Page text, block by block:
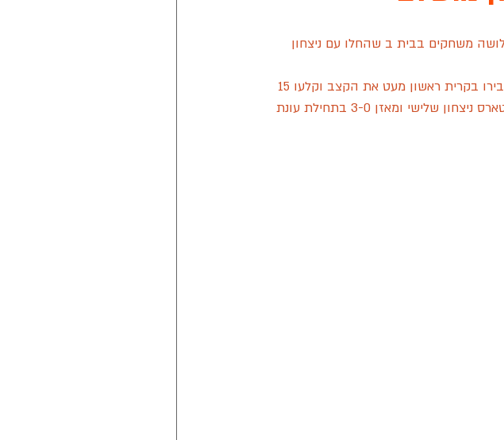
של שירה שאשא סיאסטה חלון של מזרן איטלקי
2022 מסור TEAM
האחרון כלל שלושה משחקים בבית ב שהחלו עם ניצחון
נקודות לעומת 18 של אולדסטארס. בסיום המשחק רשמו האולדסטארס ניצחון שלישי ומאזן 3-0 בתחילת עונת